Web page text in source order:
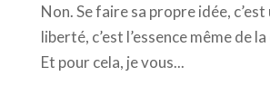
Non. Se faire sa propre idée,
liberté, c’est l’essence même de
Et pour cela, je vous...